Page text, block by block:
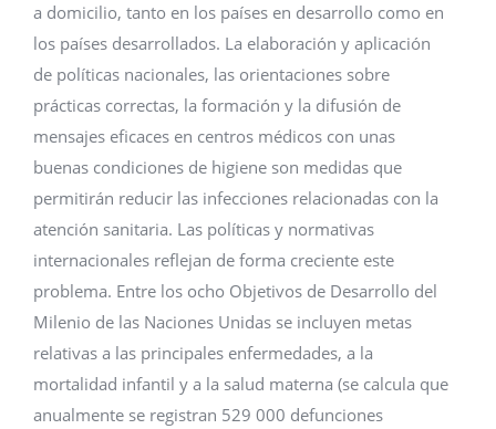
a domicilio, tanto en los países en desarrollo como en
los países desarrollados. La elaboración y aplicación
de políticas nacionales, las orientaciones sobre
prácticas correctas, la formación y la difusión de
mensajes eficaces en centros médicos con unas
buenas condiciones de higiene son medidas que
permitirán reducir las infecciones relacionadas con la
atención sanitaria. Las políticas y normativas
internacionales reflejan de forma creciente este
problema. Entre los ocho Objetivos de Desarrollo del
Milenio de las Naciones Unidas se incluyen metas
relativas a las principales enfermedades, a la
mortalidad infantil y a la salud materna (se calcula que
anualmente se registran 529 000 defunciones